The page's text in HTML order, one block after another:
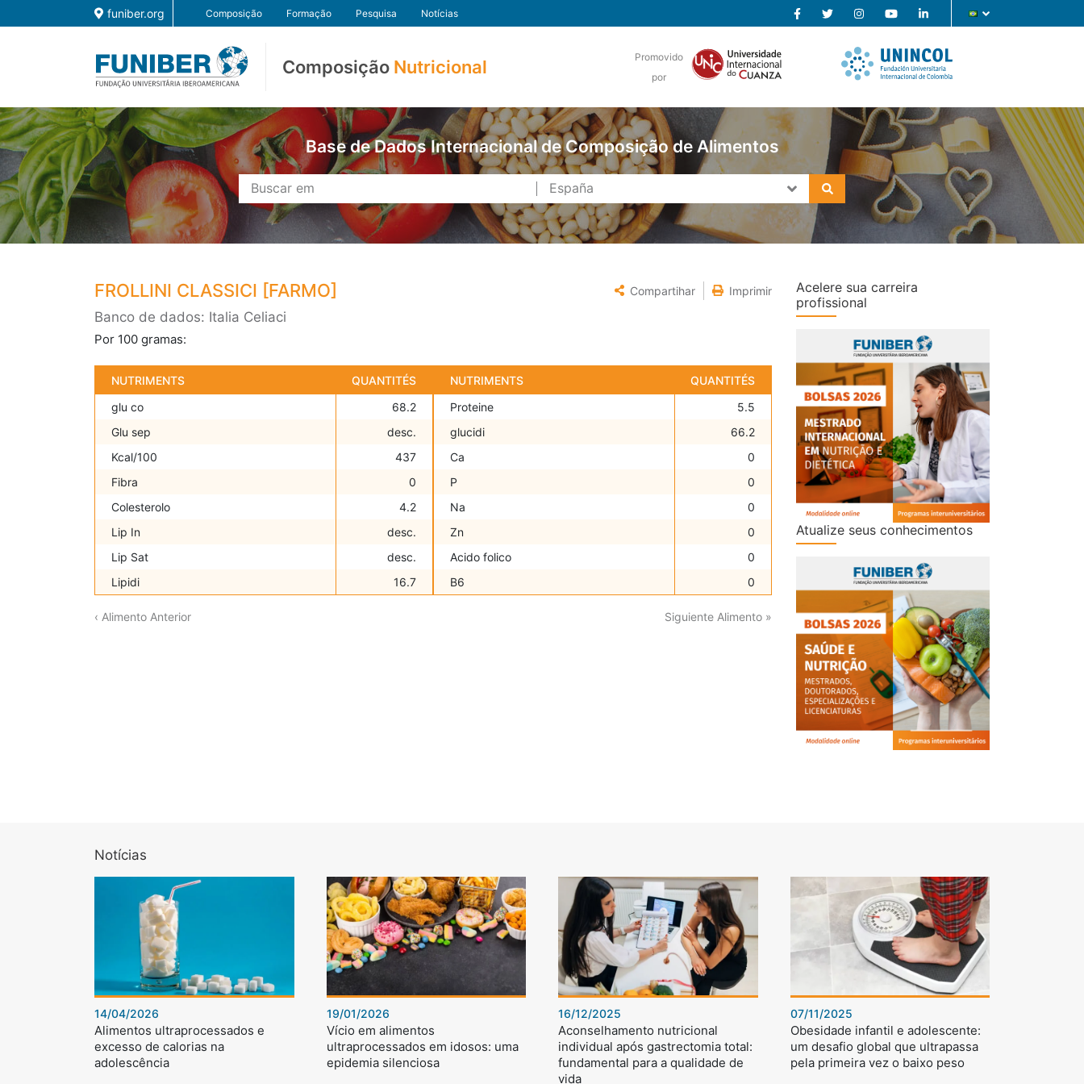
funiber.org Composição Formação Pesquisa Notícias
Composição Nutricional
Promovido
por
Base de Dados Internacional de Composição de Alimentos
FROLLINI CLASSICI [FARMO] Compartihar Imprimir
Banco de dados: Italia Celiaci
Por 100 gramas:
NUTRIMENTS
QUANTITÉS
glu co
68.2
Glu sep
desc.
Kcal/100
437
Fibra
0
Colesterolo
4.2
Lip In
desc.
Lip Sat
desc.
Lipidi
16.7
NUTRIMENTS
QUANTITÉS
Proteine
5.5
glucidi
66.2
Ca
0
P
0
Na
0
Zn
0
Acido folico
0
B6
0
‹ Alimento Anterior Siguiente Alimento »
Acelere sua carreira
profissional
Atualize seus conhecimentos
Notícias
14/04/2026
Alimentos ultraprocessados e
excesso de calorias na
adolescência
19/01/2026
Vício em alimentos
ultraprocessados em idosos: uma
epidemia silenciosa
16/12/2025
Aconselhamento nutricional
individual após gastrectomia total:
fundamental para a qualidade de
vida
07/11/2025
Obesidade infantil e adolescente:
um desafio global que ultrapassa
pela primeira vez o baixo peso